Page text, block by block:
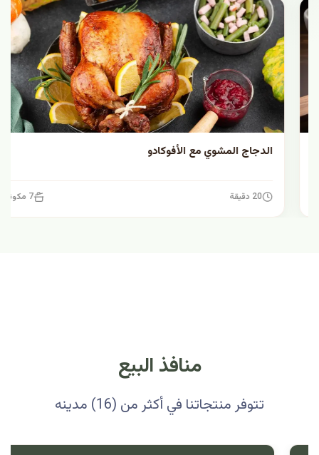
الدجاج المشوي مع الأفوكادو
منافذ البيع
تتوفر منتجاتنا في أكثر من (16) مدينه